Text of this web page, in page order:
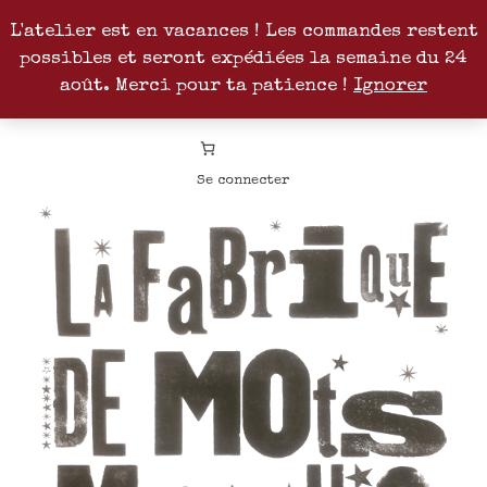
L'atelier est en vacances ! Les commandes restent
possibles et seront expédiées la semaine du 24
août. Merci pour ta patience ! Ignorer
InstagramPinterest Patreon
Se connecter